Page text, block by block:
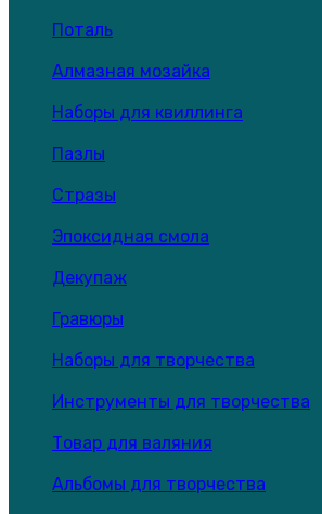
Поталь
Алмазная мозайка
Наборы для квиллинга
Пазлы
Стразы
Эпоксидная смола
Декупаж
Гравюры
Наборы для творчества
Инструменты для творчества
Товар для валяния
Альбомы для творчества